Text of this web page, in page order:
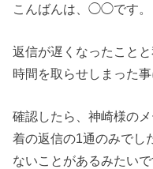
こんばんは、◯◯です。
返信が遅くなったこと
時間を取らせしまった
確認したら、神崎様の
着の返信の1通のみでし
ないことがあるみたいで